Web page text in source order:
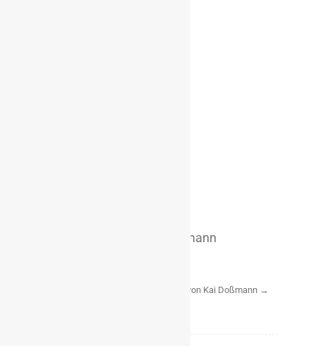
Über Kai Doßmann
Zeige alle Beiträge von Kai Doßmann →